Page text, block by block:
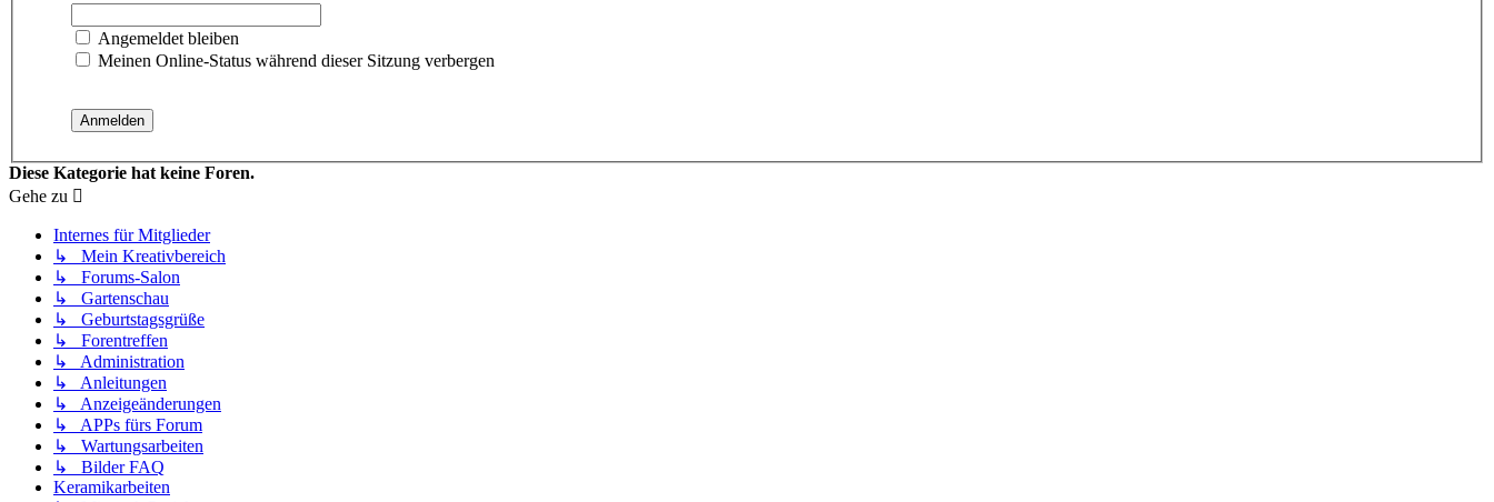
Angemeldet bleiben
Meinen Online-Status während dieser Sitzung verbergen
Diese Kategorie hat keine Foren.
Gehe zu
Internes für Mitglieder
↳ Mein Kreativbereich
↳ Forums-Salon
↳ Gartenschau
↳ Geburtstagsgrüße
↳ Forentreffen
↳ Administration
↳ Anleitungen
↳ Anzeigeänderungen
↳ APPs fürs Forum
↳ Wartungsarbeiten
↳ Bilder FAQ
Keramikarbeiten